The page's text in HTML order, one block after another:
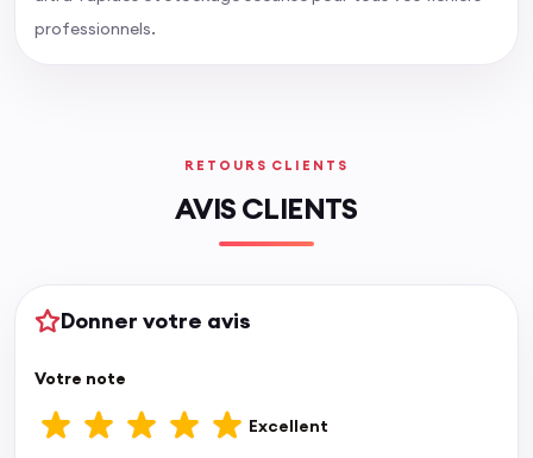
professionnels.
RETOURS CLIENTS
AVIS CLIENTS
Donner votre avis
Votre note
Excellent